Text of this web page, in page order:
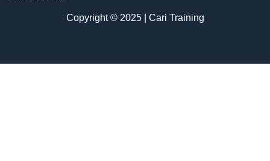
Copyright © 2025 | Cari Training